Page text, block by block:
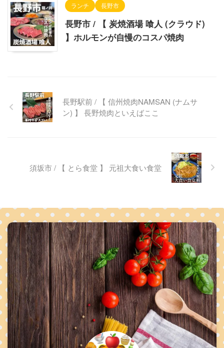
ランチ 長野市
長野市 / 【 炭焼酒場 喰人 (クラウド)
】ホルモンが自慢のコスパ焼肉
長野駅前 / 【 信州焼肉NAMSAN (ナムサ
ン) 】 長野焼肉といえばここ
須坂市 / 【 とら食堂 】 元祖大食い食堂